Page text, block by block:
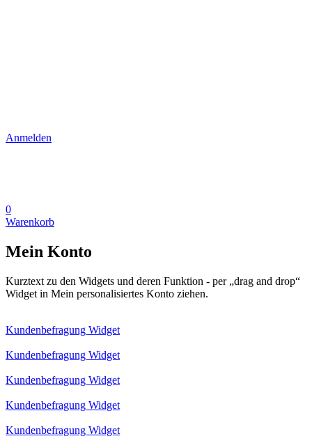
Anmelden
0
Warenkorb
Mein Konto
Kurztext zu den Widgets und deren Funktion - per „drag and drop“
Widget in Mein personalisiertes Konto ziehen.
Kundenbefragung Widget
Kundenbefragung Widget
Kundenbefragung Widget
Kundenbefragung Widget
Kundenbefragung Widget